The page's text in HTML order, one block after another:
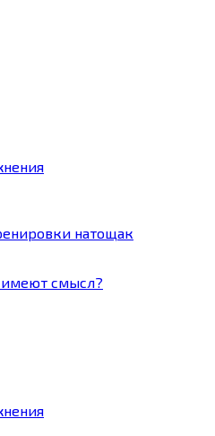
натощак
имеют смысл?